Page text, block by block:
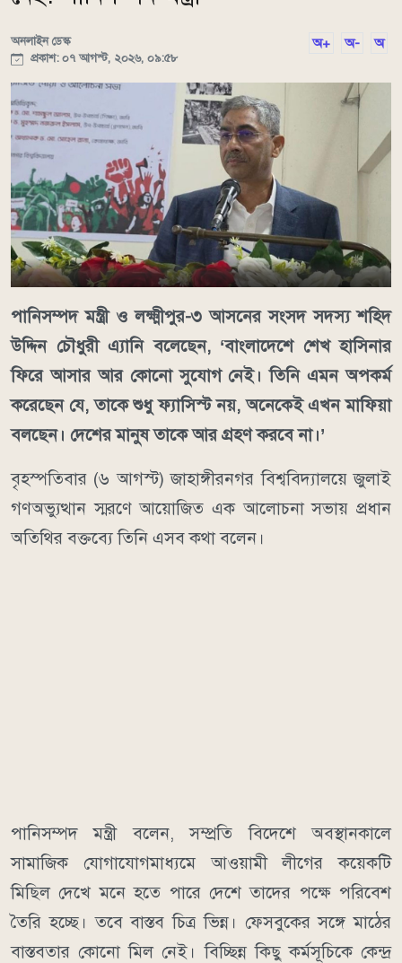
অনলাইন ডেস্ক
প্রকাশ: ০৭ আগস্ট, ২০২৬, ০৯:৫৮
অ+ অ- অ
পানিসম্পদ মন্ত্রী ও লক্ষ্মীপুর-৩ আসনের সংসদ সদস্য শহিদ
উদ্দিন চৌধুরী এ্যানি বলেছেন, ‘বাংলাদেশে শেখ হাসিনার
ফিরে আসার আর কোনো সুযোগ নেই। তিনি এমন অপকর্ম
করেছেন যে, তাকে শুধু ফ্যাসিস্ট নয়, অনেকেই এখন মাফিয়া
বলছেন। দেশের মানুষ তাকে আর গ্রহণ করবে না।’
বৃহস্পতিবার (৬ আগস্ট) জাহাঙ্গীরনগর বিশ্ববিদ্যালয়ে জুলাই
গণঅভ্যুত্থান স্মরণে আয়োজিত এক আলোচনা সভায় প্রধান
অতিথির বক্তব্যে তিনি এসব কথা বলেন।
পানিসম্পদ মন্ত্রী বলেন, সম্প্রতি বিদেশে অবস্থানকালে
সামাজিক যোগাযোগমাধ্যমে আওয়ামী লীগের কয়েকটি
মিছিল দেখে মনে হতে পারে দেশে তাদের পক্ষে পরিবেশ
তৈরি হচ্ছে। তবে বাস্তব চিত্র ভিন্ন। ফেসবুকের সঙ্গে মাঠের
বাস্তবতার কোনো মিল নেই। বিচ্ছিন্ন কিছু কর্মসূচিকে কেন্দ্র